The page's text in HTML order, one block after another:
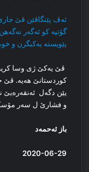
ئه‌ڤ پێنگاڤێن ڤێ
گۆتیه‌ کو ئه‌گه‌ر
پێویسته‌ یه‌کبگرن و
ڤێ یەكێ‌ ژی وسا کریه‌
کوردستانێ هه‌یه‌. ڤێ
یێن دگەل ئه‌نقه‌رەیێ‌
و فشارێ ل سەر
باز ئه‌حمه‌د
2020-06-29